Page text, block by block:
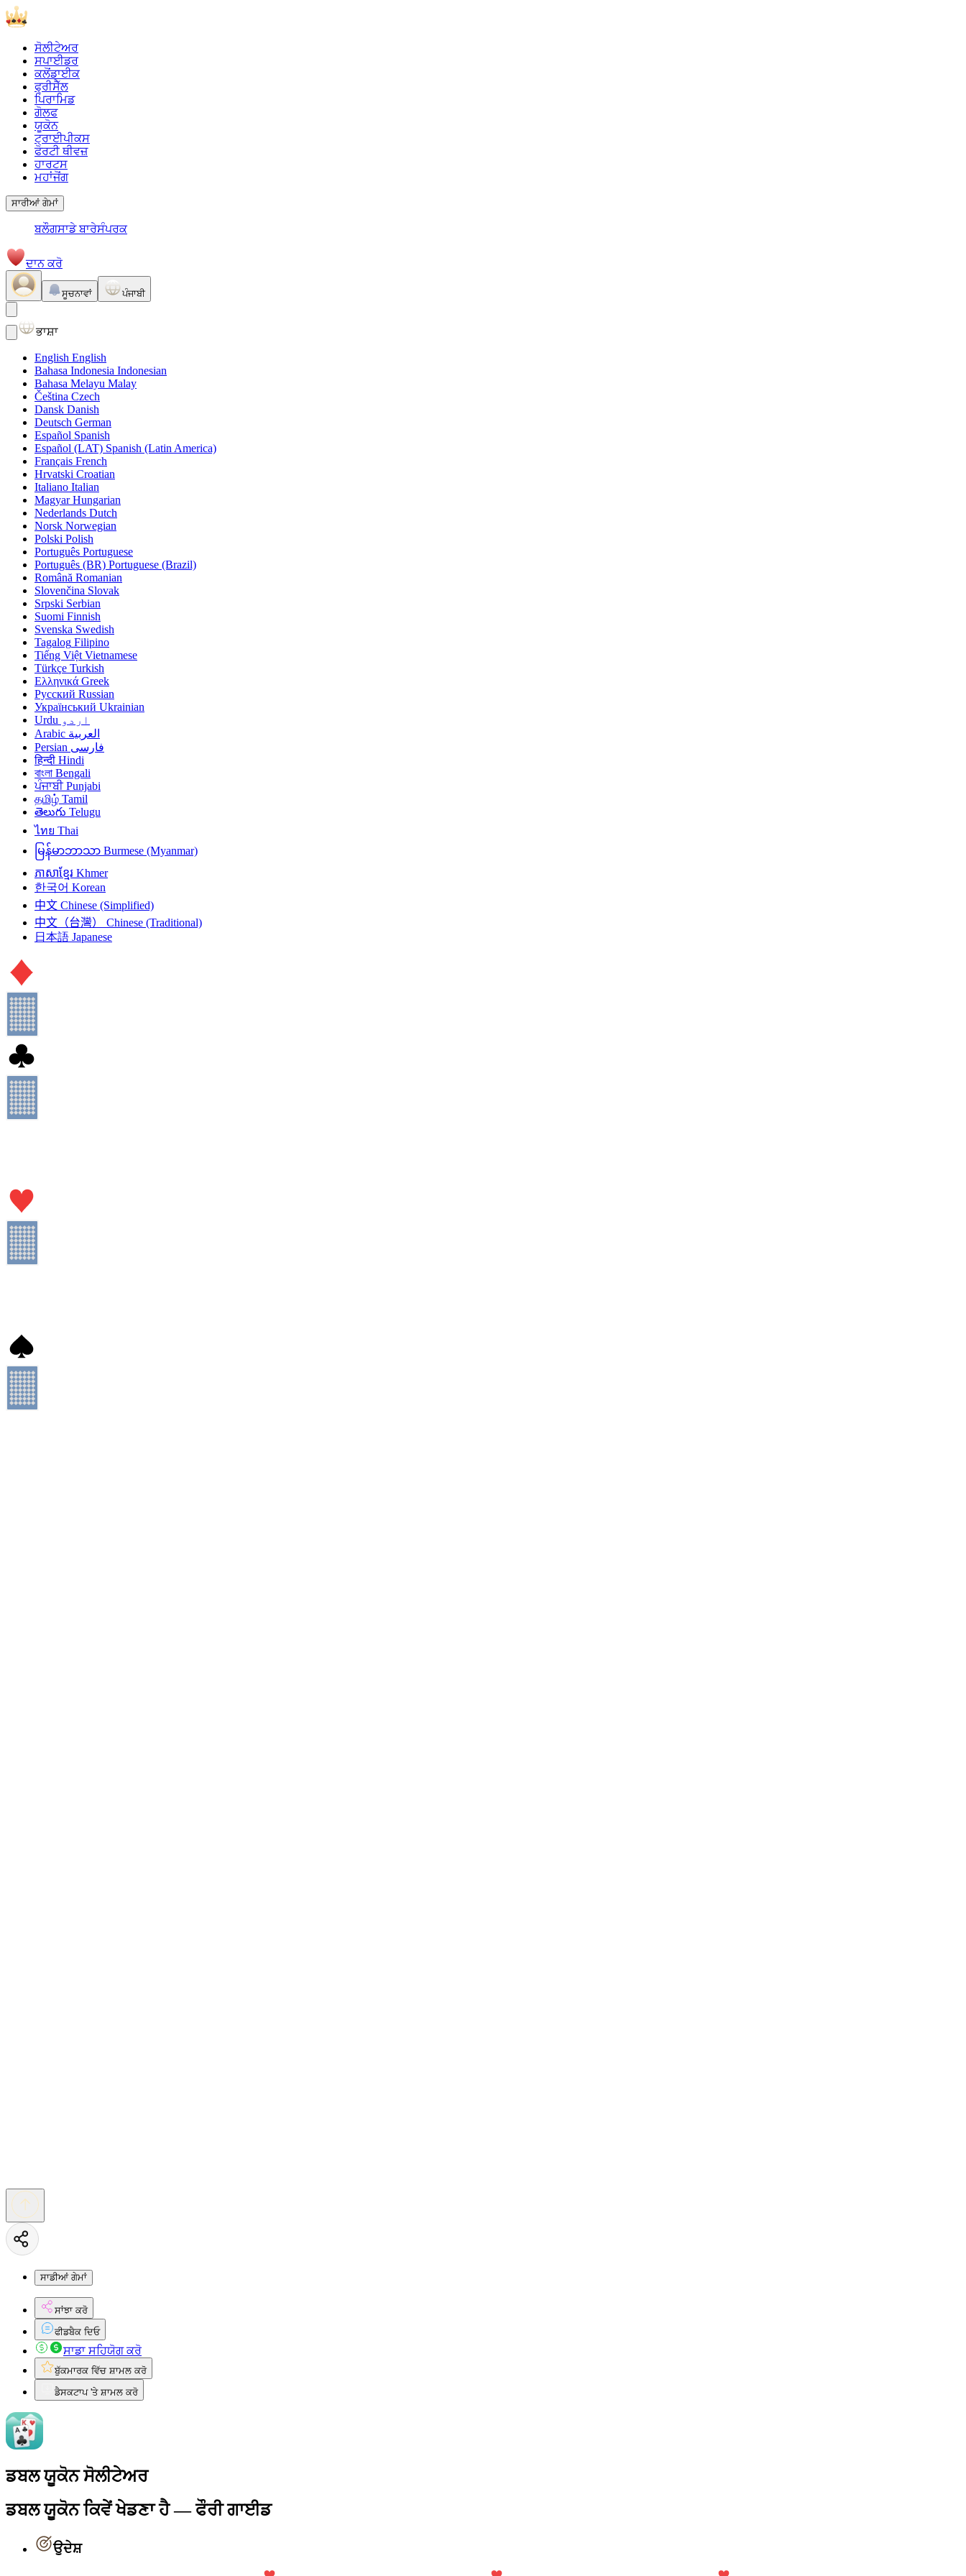
ਸੋਲੀਟੇਅਰ
ਸਪਾਈਡਰ
ਕਲੋਂਡਾਈਕ
ਫ੍ਰੀਸੈੱਲ
ਪਿਰਾਮਿਡ
ਗੋਲਫ
ਯੂਕੋਨ
ਟ੍ਰਾਈਪੀਕਸ
ਫੋਰਟੀ ਥੀਵਜ਼
ਹਾਰਟਸ
ਮਹਾਂਜੋਂਗ
ਸਾਰੀਆਂ ਗੇਮਾਂ
ਬਲੌਗਸਾਡੇ ਬਾਰੇਸੰਪਰਕ
ਦਾਨ ਕਰੋ
ਸੂਚਨਾਵਾਂ ਪੰਜਾਬੀ
ਭਾਸ਼ਾ
English English
Bahasa Indonesia Indonesian
Bahasa Melayu Malay
Čeština Czech
Dansk Danish
Deutsch German
Español Spanish
Español (LAT) Spanish (Latin America)
Français French
Hrvatski Croatian
Italiano Italian
Magyar Hungarian
Nederlands Dutch
Norsk Norwegian
Polski Polish
Português Portuguese
Português (BR) Portuguese (Brazil)
Română Romanian
Slovenčina Slovak
Srpski Serbian
Suomi Finnish
Svenska Swedish
Tagalog Filipino
Tiếng Việt Vietnamese
Türkçe Turkish
Ελληνικά Greek
Русский Russian
Український Ukrainian
اردو Urdu
العربية Arabic
فارسی Persian
हिन्दी Hindi
বাংলা Bengali
ਪੰਜਾਬੀ Punjabi
தமிழ் Tamil
తెలుగు Telugu
ไทย Thai
မြန်မာဘာသာ Burmese (Myanmar)
ភាសាខ្មែរ Khmer
한국어 Korean
中文 Chinese (Simplified)
中文（台灣）
Chinese (Traditional)
日本語 Japanese
ਸਾਡੀਆਂ ਗੇਮਾਂ
ਸਾਂਝਾ ਕਰੋ
ਫੀਡਬੈਕ ਦਿਓ
ਸਾਡਾ ਸਹਿਯੋਗ ਕਰੋ
ਬੁੱਕਮਾਰਕ ਵਿੱਚ ਸ਼ਾਮਲ ਕਰੋ
ਡੈਸਕਟਾਪ 'ਤੇ ਸ਼ਾਮਲ ਕਰੋ
ਡਬਲ ਯੂਕੋਨ ਸੋਲੀਟੇਅਰ
ਡਬਲ ਯੂਕੋਨ ਕਿਵੇਂ ਖੇਡਣਾ ਹੈ — ਫੌਰੀ ਗਾਈਡ
ਉਦੇਸ਼